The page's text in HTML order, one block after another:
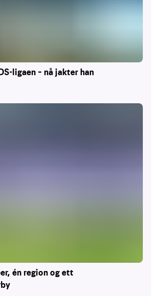
ligaen – nå jakter han
én region og ett